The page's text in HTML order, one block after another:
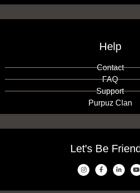
Help
Contact
FAQ
Support
Purpuz Clan
Let's Be